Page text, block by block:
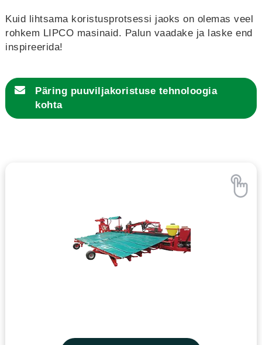
Kuid lihtsama koristusprotsessi jaoks on olemas veel
rohkem LIPCO masinaid. Palun vaadake ja laske end
inspireerida!
Päring puuviljakoristuse tehnoloogia
kohta